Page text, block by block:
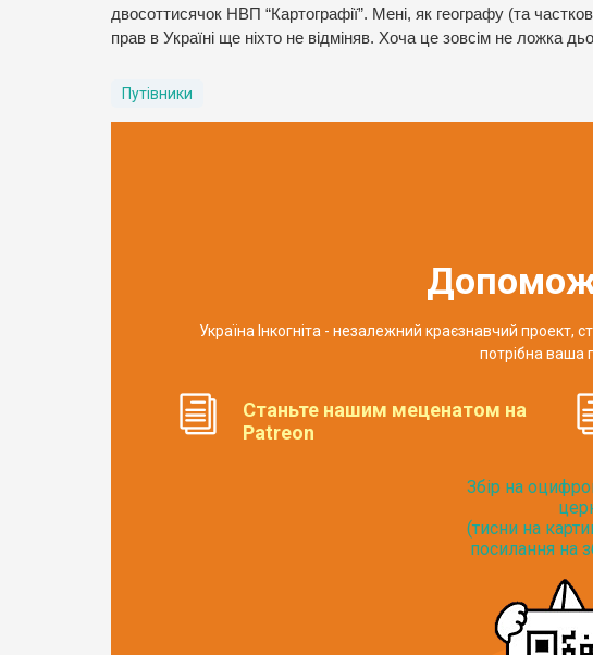
двосоттисячок НВП “Картографії”. Мені, як географу (та
прав в Україні ще ніхто не відміняв. Хоча це зовсім не ложка
Путівники
Україна Інкогніта - незалежний краєзнавчий
потрібна ваша
Станьте нашим меценатом на
Patreon
Збір на
(тисни на
посилання на